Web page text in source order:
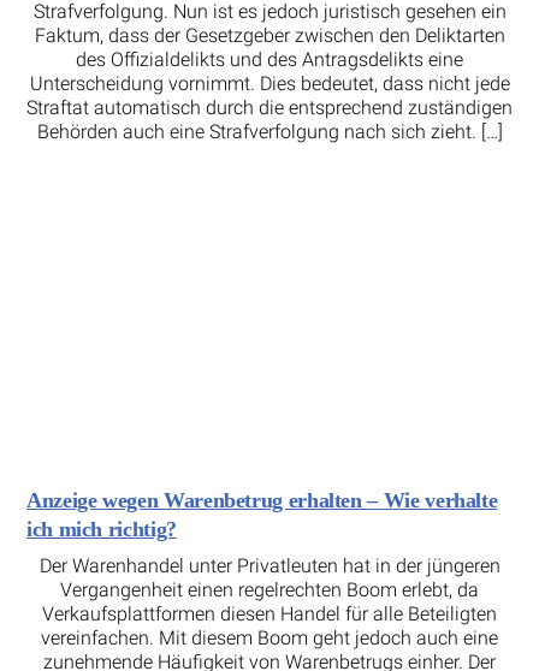
Strafverfolgung. Nun ist es jedoch juristisch gesehen ein
Faktum, dass der Gesetzgeber zwischen den Deliktarten
des Offizialdelikts und des Antragsdelikts eine
Unterscheidung vornimmt. Dies bedeutet, dass nicht jede
Straftat automatisch durch die entsprechend zuständigen
Behörden auch eine Strafverfolgung nach sich zieht. […]
Anzeige wegen Warenbetrug erhalten – Wie verhalte
ich mich richtig?
Der Warenhandel unter Privatleuten hat in der jüngeren
Vergangenheit einen regelrechten Boom erlebt, da
Verkaufsplattformen diesen Handel für alle Beteiligten
vereinfachen. Mit diesem Boom geht jedoch auch eine
zunehmende Häufigkeit von Warenbetrugs einher. Der